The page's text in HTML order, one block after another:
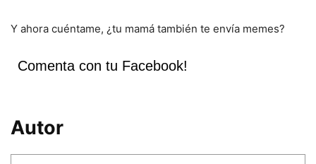
Y ahora cuéntame, ¿tu mamá también te envía memes?
Comenta con tu Facebook!
Autor